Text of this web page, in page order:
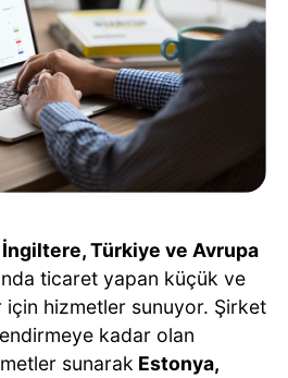
Türkiye ve Avrupa
ticaret yapan küçük ve
hizmetler sunuyor. Şirket
kadar olan
sunarak Estonya,